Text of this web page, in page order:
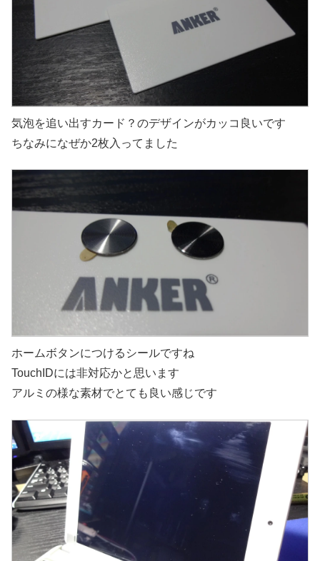
気泡を追い出すカード？のデザインがカッコ良いです
ちなみになぜか2枚入ってました
ホームボタンにつけるシールですね
TouchIDには非対応かと思います
アルミの様な素材でとても良い感じです